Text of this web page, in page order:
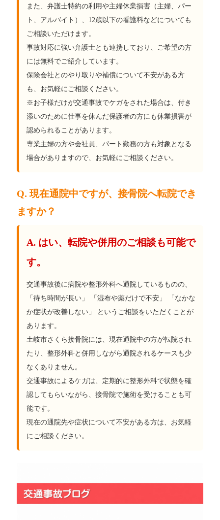
また、弁護士特約の利用や主婦休業損害（主婦、パー
ト、アルバイト）、12歳以下の看護料などについても
ご相談いただけます。
事故対応に強い弁護士とも連携しており、ご希望の方
には無料でご紹介しています。
保険会社とのやり取りや補償について不安がある方
も、お気軽にご相談ください。
※お子様だけが交通事故でケガをされた場合は、付き
添いのために仕事を休んだ保護者の方にも休業損害が
認められることがあります。
専業主婦の方や会社員、パート勤務の方も対象となる
場合がありますので、お気軽にご相談ください。
Q. 現在通院中ですが、接骨院へ転院でき
ますか？
A. はい、転院や併用のご相談も可能で
す。
交通事故後に病院や整形外科へ通院しているものの、
「待ち時間が長い」 「湿布や薬だけで不安」 「なかな
か症状が改善しない」 というご相談をいただくことが
あります。
土岐市さくら接骨院には、現在通院中の方が転院され
たり、整形外科と併用しながら通院されるケースも少
なくありません。
交通事故によるケガは、定期的に整形外科で状態を確
認してもらいながら、接骨院で施術を受けることも可
能です。
現在の通院先や症状について不安がある方は、お気軽
にご相談ください。